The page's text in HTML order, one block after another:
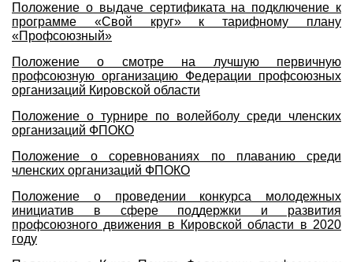
Положение о выдаче сертификата на подключение к
программе «Свой круг» к тарифному плану
«Профсоюзный»
Положение о смотре на лучшую первичную
профсоюзную организацию Федерации профсоюзных
организаций Кировской области
Положение о турнире по волейболу среди членских
организаций ФПОКО
Положение о соревнованиях по плаванию среди
членских организаций ФПОКО
Положение о проведении конкурса молодежных
инициатив в сфере поддержки и развития
профсоюзного движения в Кировской области в 2020
году